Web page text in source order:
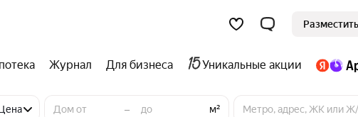
Журнал Для бизнеса Уникальные акции
– м²